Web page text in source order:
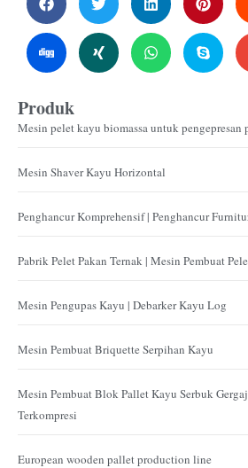
Produk
Mesin pelet kayu biomassa untuk pengepresan
Mesin Shaver Kayu Horizontal
Penghancur Komprehensif | Penghancur
Pabrik Pelet Pakan Ternak | Mesin Pembuat
Mesin Pengupas Kayu | Debarker Kayu Log
Mesin Pembuat Briquette Serpihan Kayu
Mesin Pembuat Blok Pallet Kayu Serbuk
Terkompresi
European wooden pallet production line